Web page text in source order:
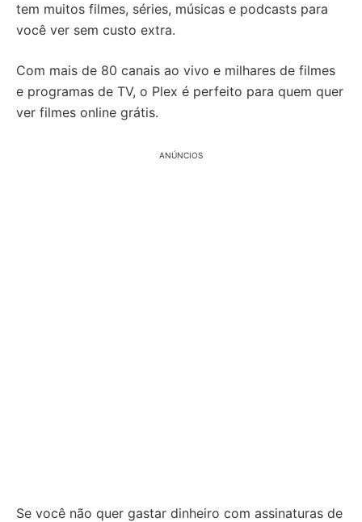
tem muitos filmes, séries, músicas e podcasts para
você ver sem custo extra.
Com mais de 80 canais ao vivo e milhares de filmes
e programas de TV, o Plex é perfeito para quem quer
ver filmes online grátis.
ANÚNCIOS
Se você não quer gastar dinheiro com assinaturas de